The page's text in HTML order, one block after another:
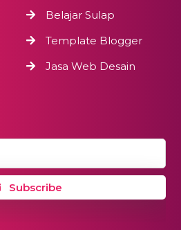
Belajar Sulap
Template Blogger
Jasa Web Desain
Subscribe